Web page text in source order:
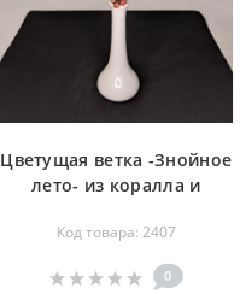
Цветущая ветка -Знойное
лето- из коралла и
Код товара: 2407
0